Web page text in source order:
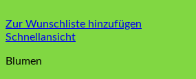
Zur Wunschliste hinzufügen
Schnellansicht
Blumen